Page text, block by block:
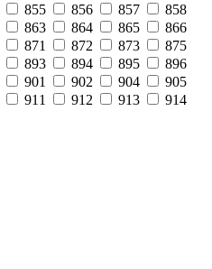
855 856 857
858
863 864 865
866
871 872 873
875
893 894 895
896
901 902 904
905
911 912 913
914